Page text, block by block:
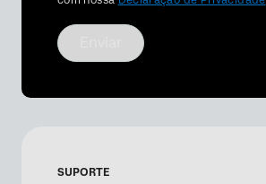
SUPORTE